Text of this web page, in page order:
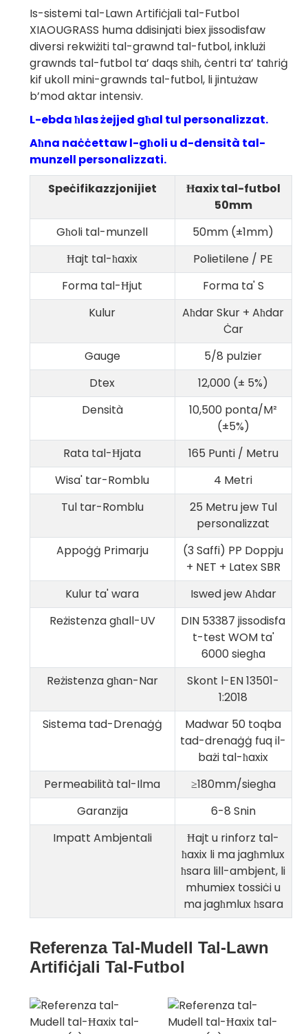
Is-sistemi tal-Lawn Artifiċjali tal-Futbol
XIAOUGRASS huma ddisinjati biex jissodisfaw
diversi rekwiżiti tal-grawnd tal-futbol, ​​inklużi
grawnds tal-futbol ta’ daqs sħiħ, ċentri ta’ taħriġ
kif ukoll mini-grawnds tal-futbol, ​​li jintużaw
b’mod aktar intensiv.
L-ebda ħlas żejjed għal tul personalizzat.
Aħna naċċettaw l-għoli u d-densità tal-
munzell personalizzati.
Speċifikazzjonijiet
Ħaxix tal-futbol
50mm
Għoli tal-munzell
50mm (±1mm)
Ħajt tal-ħaxix
Polietilene / PE
Forma tal-Ħjut
Forma ta' S
Kulur
Aħdar Skur + Aħdar
Ċar
Gauge
5/8 pulzier
Dtex
12,000 (± 5%)
Densità
10,500 ponta/M²
(±5%)
Rata tal-Ħjata
165 Punti / Metru
Wisa' tar-Romblu
4 Metri
Tul tar-Romblu
25 Metru jew Tul
personalizzat
Appoġġ Primarju
(3 Saffi) PP Doppju
+ NET + Latex SBR
Kulur ta' wara
Iswed jew Aħdar
Reżistenza għall-UV
DIN 53387 jissodisfa
t-test WOM ta'
6000 siegħa
Reżistenza għan-Nar
Skont l-EN 13501-
1:2018
Sistema tad-Drenaġġ
Madwar 50 toqba
tad-drenaġġ fuq il-
bażi tal-ħaxix
Permeabilità tal-Ilma
≥180mm/siegħa
Garanzija
6-8 Snin
Impatt Ambjentali
Ħajt u rinforz tal-
ħaxix li ma jagħmlux
ħsara lill-ambjent, li
mhumiex tossiċi u
ma jagħmlux ħsara
Referenza Tal-Mudell Tal-Lawn
Artifiċjali Tal-Futbol
Grawnd Tal-Futbol
Fl-Italja
Fil-Marokk
Grawnd Tal-Futbol
Fil-Brażil
4. Se titlob il-miżati tal-
kampjuni u tal-kurrieri?
5. Kif nistgħu niggarantixxu l-
kwalità?